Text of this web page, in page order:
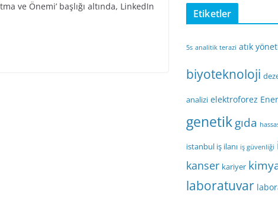
ve Önemi’ başlığı altında, LinkedIn
Etiketler
5s analitik terazi atık
biyoteknoloji
analizi elektroforez
genetikgıda
istanbul iş ilanı iş güvenliği
kanser kariyer
laboratuvar